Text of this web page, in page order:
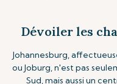
Dévoiler les
Johannesburg,
ou Joburg, n'est pas
Sud, mais aussi un